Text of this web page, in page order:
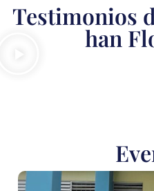
Testimonios
han